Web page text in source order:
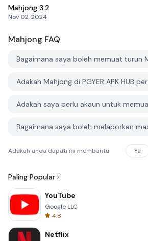
Mahjong 3.2
Nov 02, 2024
Mahjong FAQ
Adakah anda dapati ini membantu Ya
Paling Popular
YouTube
Google LLC
4.8
Netflix